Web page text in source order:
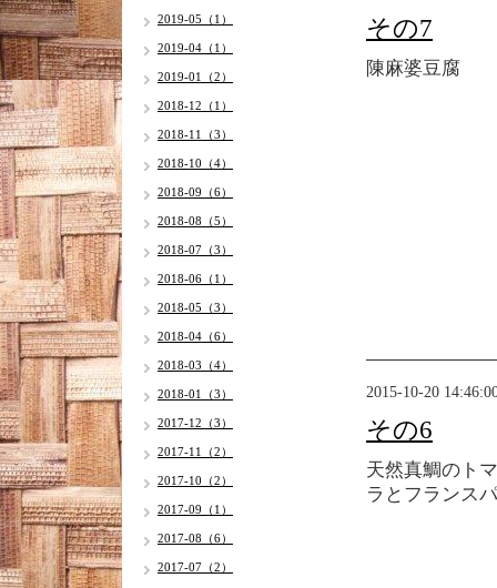
その7
陳麻婆豆腐
2015-10-20
その6
天然真鯛のト
ラとフランス
2019-05（1）
2019-04（1）
2019-01（2）
2018-12（1）
2018-11（3）
2018-10（4）
2018-09（6）
2018-08（5）
2018-07（3）
2018-06（1）
2018-05（3）
2018-04（6）
2018-03（4）
2018-01（3）
2017-12（3）
2017-11（2）
2017-10（2）
2017-09（1）
2017-08（6）
2017-07（2）